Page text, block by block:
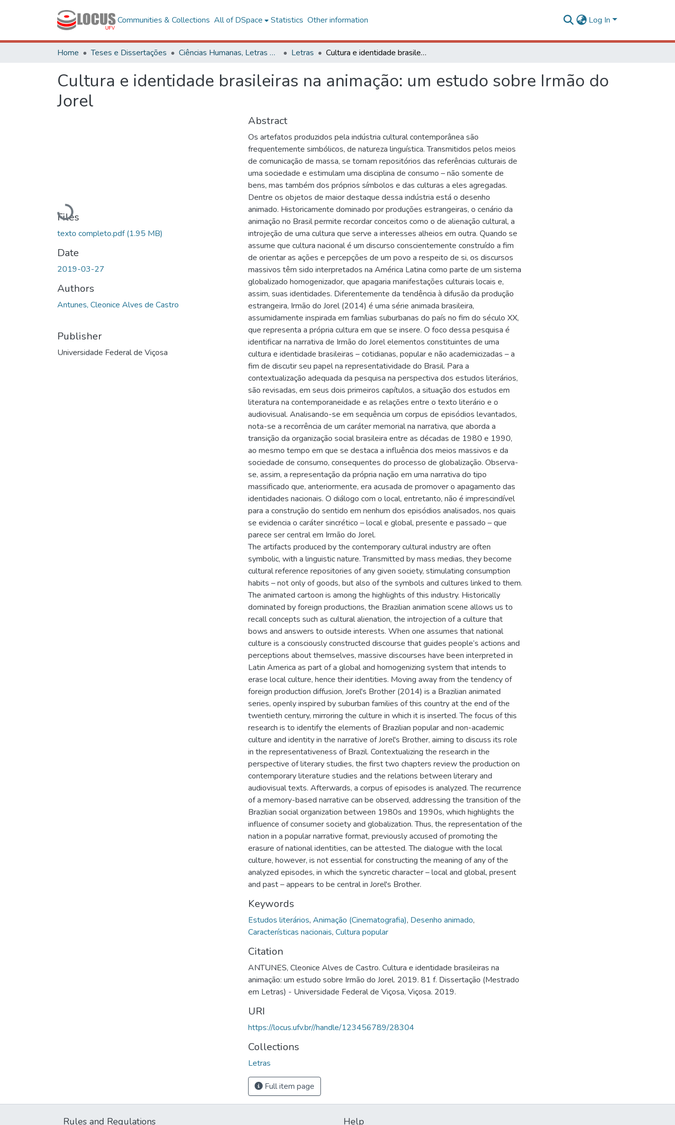
Communities & Collections All of DSpace Statistics Other information Log In
Home Teses e Dissertações Ciências Humanas, Letras e Artes Letras Cultura e identidade brasileiras na animação: um estudo sobre Irmão do Jorel
Cultura e identidade brasileiras na animação: um estudo sobre Irmão do
Jorel
Loading...
Files
texto completo.pdf(1.95 MB)
Date
2019-03-27
Authors
Antunes, Cleonice Alves de Castro
Publisher
Universidade Federal de Viçosa
Abstract
Os artefatos produzidos pela indústria cultural contemporânea são
frequentemente simbólicos, de natureza linguística. Transmitidos pelos meios
de comunicação de massa, se tornam repositórios das referências culturais de
uma sociedade e estimulam uma disciplina de consumo – não somente de
bens, mas também dos próprios símbolos e das culturas a eles agregadas.
Dentre os objetos de maior destaque dessa indústria está o desenho
animado. Historicamente dominado por produções estrangeiras, o cenário da
animação no Brasil permite recordar conceitos como o de alienação cultural, a
introjeção de uma cultura que serve a interesses alheios em outra. Quando se
assume que cultura nacional é um discurso conscientemente construído a fim
de orientar as ações e percepções de um povo a respeito de si, os discursos
massivos têm sido interpretados na América Latina como parte de um sistema
globalizado homogenizador, que apagaria manifestações culturais locais e,
assim, suas identidades. Diferentemente da tendência à difusão da produção
estrangeira, Irmão do Jorel (2014) é uma série animada brasileira,
assumidamente inspirada em famílias suburbanas do país no fim do século XX,
que representa a própria cultura em que se insere. O foco dessa pesquisa é
identificar na narrativa de Irmão do Jorel elementos constituintes de uma
cultura e identidade brasileiras – cotidianas, popular e não academicizadas – a
fim de discutir seu papel na representatividade do Brasil. Para a
contextualização adequada da pesquisa na perspectiva dos estudos literários,
são revisadas, em seus dois primeiros capítulos, a situação dos estudos em
literatura na contemporaneidade e as relações entre o texto literário e o
audiovisual. Analisando-se em sequência um corpus de episódios levantados,
nota-se a recorrência de um caráter memorial na narrativa, que aborda a
transição da organização social brasileira entre as décadas de 1980 e 1990,
ao mesmo tempo em que se destaca a influência dos meios massivos e da
sociedade de consumo, consequentes do processo de globalização. Observa-
se, assim, a representação da própria nação em uma narrativa do tipo
massificado que, anteriormente, era acusada de promover o apagamento das
identidades nacionais. O diálogo com o local, entretanto, não é imprescindível
para a construção do sentido em nenhum dos episódios analisados, nos quais
se evidencia o caráter sincrético – local e global, presente e passado – que
parece ser central em Irmão do Jorel.
The artifacts produced by the contemporary cultural industry are often
symbolic, with a linguistic nature. Transmitted by mass medias, they become
cultural reference repositories of any given society, stimulating consumption
habits – not only of goods, but also of the symbols and cultures linked to them.
The animated cartoon is among the highlights of this industry. Historically
dominated by foreign productions, the Brazilian animation scene allows us to
recall concepts such as cultural alienation, the introjection of a culture that
bows and answers to outside interests. When one assumes that national
culture is a consciously constructed discourse that guides people’s actions and
perceptions about themselves, massive discourses have been interpreted in
Latin America as part of a global and homogenizing system that intends to
erase local culture, hence their identities. Moving away from the tendency of
foreign production diffusion, Jorel's Brother (2014) is a Brazilian animated
series, openly inspired by suburban families of this country at the end of the
twentieth century, mirroring the culture in which it is inserted. The focus of this
research is to identify the elements of Brazilian popular and non-academic
culture and identity in the narrative of Jorel's Brother, aiming to discuss its role
in the representativeness of Brazil. Contextualizing the research in the
perspective of literary studies, the first two chapters review the production on
contemporary literature studies and the relations between literary and
audiovisual texts. Afterwards, a corpus of episodes is analyzed. The recurrence
of a memory-based narrative can be observed, addressing the transition of the
Brazilian social organization between 1980s and 1990s, which highlights the
influence of consumer society and globalization. Thus, the representation of the
nation in a popular narrative format, previously accused of promoting the
erasure of national identities, can be attested. The dialogue with the local
culture, however, is not essential for constructing the meaning of any of the
analyzed episodes, in which the syncretic character – local and global, present
and past – appears to be central in Jorel's Brother.
Keywords
Estudos literários, Animação (Cinematografia), Desenho animado,
Características nacionais, Cultura popular
Citation
ANTUNES, Cleonice Alves de Castro. Cultura e identidade brasileiras na
animação: um estudo sobre Irmão do Jorel. 2019. 81 f. Dissertação (Mestrado
em Letras) - Universidade Federal de Viçosa, Viçosa. 2019.
URI
https://locus.ufv.br//handle/123456789/28304
Collections
Letras
Full item page
Rules and Regulations Help